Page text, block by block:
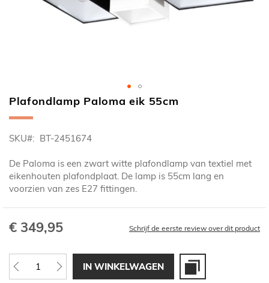
Ga
naar
begin
de
afbeeldingen-
gallerij
Plafondlamp Paloma eik 55cm
SKU BT-2451674
De Paloma is een zwart witte plafondlamp van textiel met
eikenhouten plafondplaat. De lamp is 55cm lang en
voorzien van zes E27 fittingen.
€ 349,95 Schrijf de eerste review over dit product
IN WINKELWAGEN